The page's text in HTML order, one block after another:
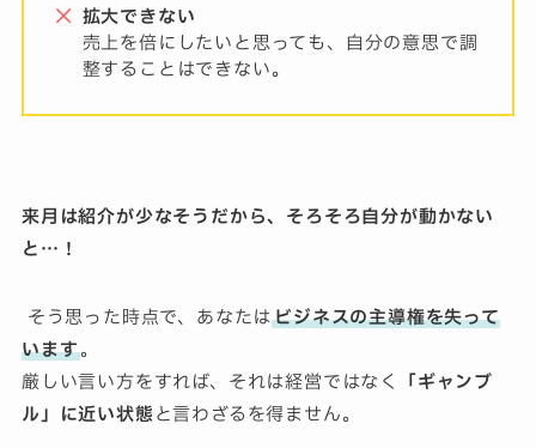
拡大できない
売上を倍にしたいと思っても、自分の意思で調
整することはできない。
来月は紹介が少なそうだから、そろそろ自分が動かない
と…！
そう思った時点で、あなたはビジネスの主導権を失って
います。
厳しい言い方をすれば、それは経営ではなく
「ギャンブ
ル」に近い状態 と言わざるを得ません。